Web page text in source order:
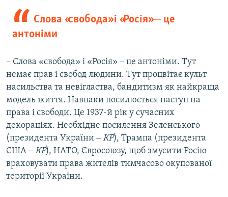
Слова «свобода» і «Росія» ‒ це
антоніми
– Слова «свобода» і «Росія» ‒ це антоніми. Тут
немає прав і свобод людини. Тут процвітає культ
насильства та невігластва, бандитизм як найкраща
модель життя. Навпаки посилюється наступ на
права і свободи. Це 1937-й рік у сучасних
декораціях. Необхідне посилення Зеленського
(президента України ‒КР), Трампа (президента
США ‒КР), НАТО, Євросоюзу, щоб змусити Росію
враховувати права жителів тимчасово окупованої
території України.